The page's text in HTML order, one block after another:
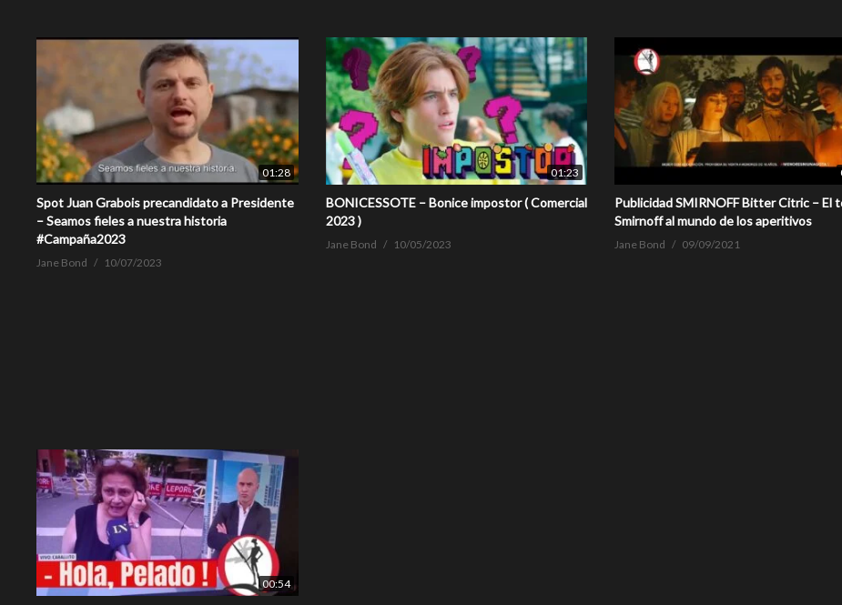
01:28
Spot Juan Grabois precandidato a Presidente
– Seamos fieles a nuestra historia
#Campaña2023
Jane Bond 10/07/2023
01:23
BONICESSOTE – Bonice impostor ( Comercial
2023 )
Jane Bond 10/05/2023
Publicidad SMIRNOFF Bitter Citric – El
Smirnoff al mundo de los aperitivos
Jane Bond 09/09/2021
00:54